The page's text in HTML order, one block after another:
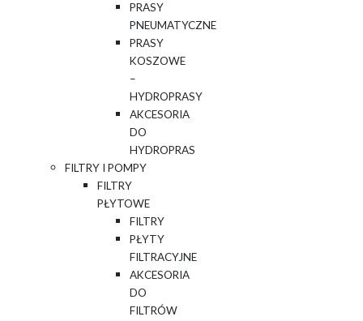
PRASY
PNEUMATYCZNE
PRASY
KOSZOWE
–
HYDROPRASY
AKCESORIA
DO
HYDROPRAS
FILTRY I POMPY
FILTRY
PŁYTOWE
FILTRY
PŁYTY
FILTRACYJNE
AKCESORIA
DO
FILTRÓW